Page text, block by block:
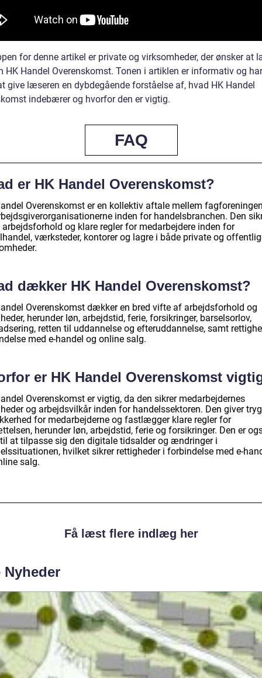
for denne artikel er private og virksomheder, der ønsker at
HK Handel Overenskomst. Tonen i artiklen er informativ og
give læseren en dybdegående forståelse af, hvad HK Handel
indebærer og hvorfor den er vigtig.
FAQ
er HK Handel Overenskomst?
Overenskomst er en kollektiv aftale mellem
inden for handelsbranchen. Den
arbejdsforhold og klare regler for medarbejdere inden for
værksteder, kontorer og lagre i både private og
dækker HK Handel Overenskomst?
Overenskomst dækker en bred vifte af arbejdsforhold og
herunder løn, arbejdstid, ferie, forsikringer, barselsorlov,
retten til uddannelse og efteruddannelse, samt
med e-handel og online salg.
er HK Handel Overenskomst
Overenskomst er vigtig, da den sikrer medarbejdernes
og arbejdsvilkår inden for handelssektoren. Den giver
for medarbejderne og fastlægger klare regler for
herunder løn, arbejdstid, ferie og forsikringer. Den er
at tilpasse sig den digitale tidsalder og ændringer i
hvilket sikrer rettigheder i forbindelse med e-
salg.
Få læst flere indlæg her
Nyheder